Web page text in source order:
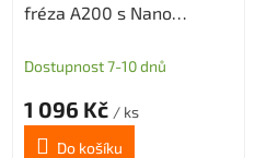
fréza A200 s Nano
průměr 5 R2,5
Dostupnost 7-10 dnů
1 096 Kč / ks
Do košíku